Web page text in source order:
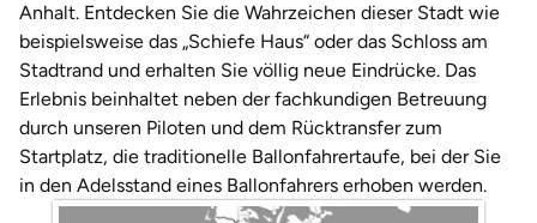
Anhalt. Entdecken Sie die Wahrzeichen dieser Stadt wie
beispielsweise das „Schiefe Haus“ oder das Schloss am
Stadtrand und erhalten Sie völlig neue Eindrücke. Das
Erlebnis beinhaltet neben der fachkundigen Betreuung
durch unseren Piloten und dem Rücktransfer zum
Startplatz, die traditionelle Ballonfahrertaufe, bei der Sie
in den Adelsstand eines Ballonfahrers erhoben werden.
Dietzenbach
Dingolfing
Dorsten
Dortmund